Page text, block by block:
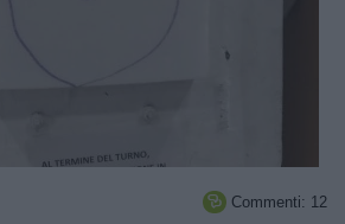
 Commenti: 12